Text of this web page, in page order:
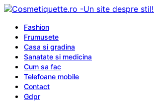
Fashion
Frumusete
Casa si gradina
Sanatate si medicina
Cum sa fac
Telefoane mobile
Contact
Gdpr